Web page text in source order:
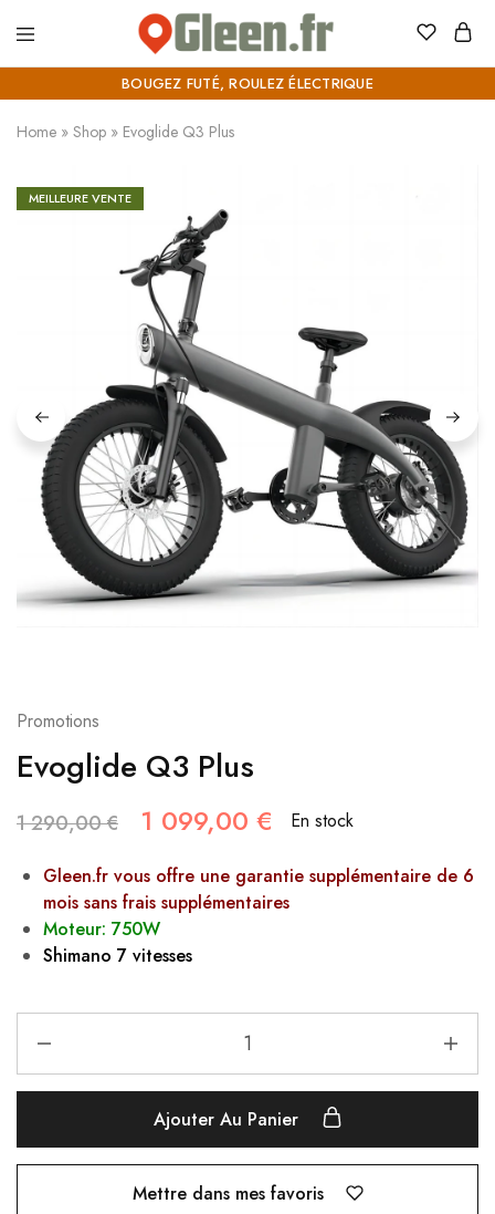
Gleen.fr
Bougez
futé,
roulez
BOUGEZ FUTÉ, ROULEZ ÉLECTRIQUE
Home » Shop » Evoglide Q3 Plus
MEILLEURE VENTE
Promotions
Evoglide Q3 Plus
1 290,00€ 1 099,00 € En stock
Gleen.fr vous offre une garantie supplémentaire de 6
mois sans frais supplémentaires
Moteur: 750W
Shimano 7 vitesses
Ajouter Au Panier
Mettre dans mes favoris